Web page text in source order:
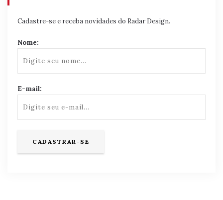
Cadastre-se e receba novidades do Radar Design.
Nome:
E-mail: